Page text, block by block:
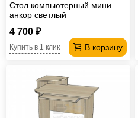
Стол компьютерный мини
анкор светлый
4 700 ₽
В корзину
Купить в 1 клик